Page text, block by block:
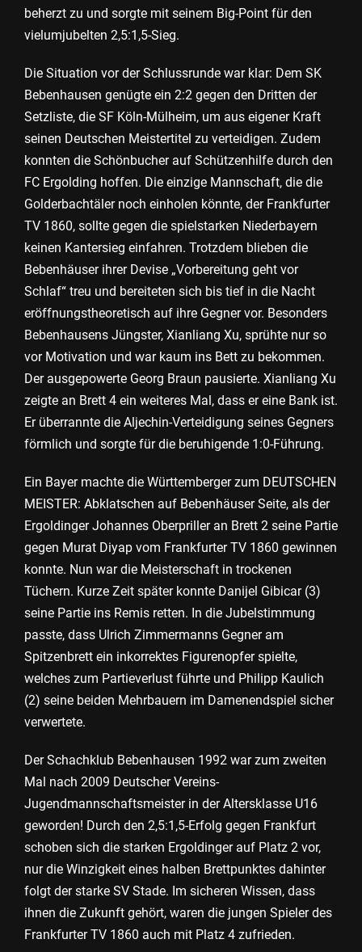
beherzt zu und sorgte mit seinem Big-Point für den
vielumjubelten 2,5:1,5-Sieg.
Die Situation vor der Schlussrunde war klar: Dem SK
Bebenhausen genügte ein 2:2 gegen den Dritten der
Setzliste, die SF Köln-Mülheim, um aus eigener Kraft
seinen Deutschen Meistertitel zu verteidigen. Zudem
konnten die Schönbucher auf Schützenhilfe durch den
FC Ergolding hoffen. Die einzige Mannschaft, die die
Golderbachtäler noch einholen könnte, der Frankfurter
TV 1860, sollte gegen die spielstarken Niederbayern
keinen Kantersieg einfahren. Trotzdem blieben die
Bebenhäuser ihrer Devise „Vorbereitung geht vor
Schlaf“ treu und bereiteten sich bis tief in die Nacht
eröffnungstheoretisch auf ihre Gegner vor. Besonders
Bebenhausens Jüngster, Xianliang Xu, sprühte nur so
vor Motivation und war kaum ins Bett zu bekommen.
Der ausgepowerte Georg Braun pausierte. Xianliang Xu
zeigte an Brett 4 ein weiteres Mal, dass er eine Bank ist.
Er überrannte die Aljechin-Verteidigung seines Gegners
förmlich und sorgte für die beruhigende 1:0-Führung.
Ein Bayer machte die Württemberger zum DEUTSCHEN
MEISTER: Abklatschen auf Bebenhäuser Seite, als der
Ergoldinger Johannes Oberpriller an Brett 2 seine Partie
gegen Murat Diyap vom Frankfurter TV 1860 gewinnen
konnte. Nun war die Meisterschaft in trockenen
Tüchern. Kurze Zeit später konnte Danijel Gibicar (3)
seine Partie ins Remis retten. In die Jubelstimmung
passte, dass Ulrich Zimmermanns Gegner am
Spitzenbrett ein inkorrektes Figurenopfer spielte,
welches zum Partieverlust führte und Philipp Kaulich
(2) seine beiden Mehrbauern im Damenendspiel sicher
verwertete.
Der Schachklub Bebenhausen 1992 war zum zweiten
Mal nach 2009 Deutscher Vereins-
Jugendmannschaftsmeister in der Altersklasse U16
geworden! Durch den 2,5:1,5-Erfolg gegen Frankfurt
schoben sich die starken Ergoldinger auf Platz 2 vor,
nur die Winzigkeit eines halben Brettpunktes dahinter
folgt der starke SV Stade. Im sicheren Wissen, dass
ihnen die Zukunft gehört, waren die jungen Spieler des
Frankfurter TV 1860 auch mit Platz 4 zufrieden.